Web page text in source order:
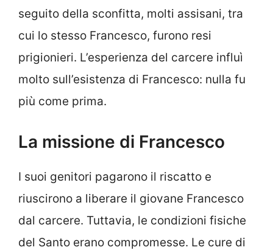
seguito della sconfitta, molti assisani, tra
cui lo stesso Francesco, furono resi
prigionieri. L’esperienza del carcere influì
molto sull’esistenza di Francesco: nulla fu
più come prima.
La missione di Francesco
I suoi genitori pagarono il riscatto e
riuscirono a liberare il giovane Francesco
dal carcere. Tuttavia, le condizioni fisiche
del Santo erano compromesse. Le cure di